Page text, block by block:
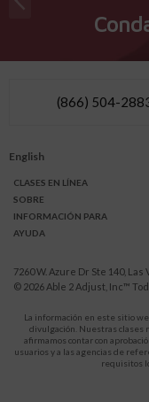
(866) 504-
English
CLASES EN LÍNEA
SOBRE
INFORMACIÓN PARA
AYUDA
7260 W. Azure Dr Ste 140, Las
© 2026 Able 2 Adjust, Inc™
La información en este sitio
divulgación. Nuestras clases
afirmamos contar con
usuarios y a las agencias de
requisitos